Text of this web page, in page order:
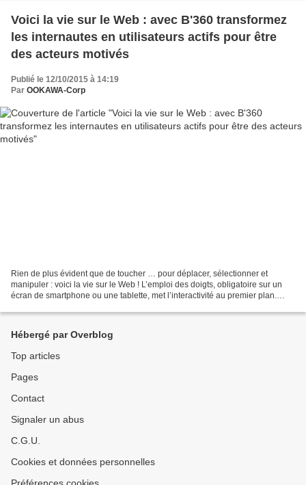
Voici la vie sur le Web : avec B'360 transformez
les internautes en utilisateurs actifs pour être
des acteurs motivés
Publié le 12/10/2015 à 14:19
Par OOKAWA-Corp
Rien de plus évident que de toucher … pour déplacer, sélectionner et
manipuler : voici la vie sur le Web ! L’emploi des doigts, obligatoire sur un
écran de smartphone ou une tablette, met l’interactivité au premier plan.
Hébergé par Overblog
Top articles
Pages
Contact
Signaler un abus
C.G.U.
Cookies et données personnelles